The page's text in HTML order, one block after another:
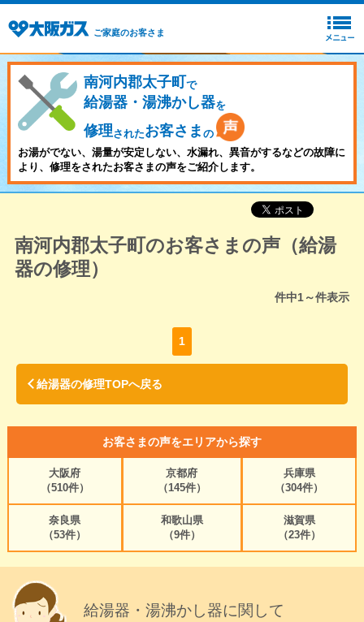
ご家庭のお客さま
南河内郡太子町で
給湯器・湯沸かし器を
修理されたお客さま の
お湯がでない、湯量が安定しない、水漏れ、異音がするなどの故障に
より、修理をされたお客さまの声をご紹介します。
南河内郡太子町のお客さまの声（給湯
器の修理）
件中1～件表示
1
給湯器の修理TOPへ戻る
お客さまの声をエリアから探す
大阪府
（510件）
京都府
（145件）
兵庫県
（304件）
奈良県
（53件）
和歌山県
（9件）
滋賀県
（23件）
給湯器・湯沸かし器に関して